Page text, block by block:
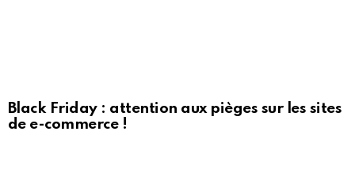
Black Friday : attention aux pièges sur les sites
de e-commerce !